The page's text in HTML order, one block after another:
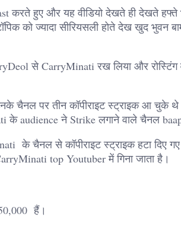
करते हुए और यह वीडियो देखते ही देखते हफ्ते
को ज्यादा सीरियसली होते देख खुद भुवन
से CarryMinati रख लिया और रोस्टिंग
चैनल पर तीन कॉपीराइट स्ट्राइक आ चुके
के audience ने Strike लगाने वाले चैनल
के चैनल से कॉपीराइट स्ट्राइक हटा
top Youtuber​ में गिना जाता है।
हैं।